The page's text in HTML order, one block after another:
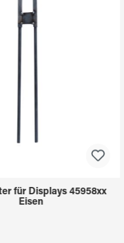
für Displays 45958xx
Eisen